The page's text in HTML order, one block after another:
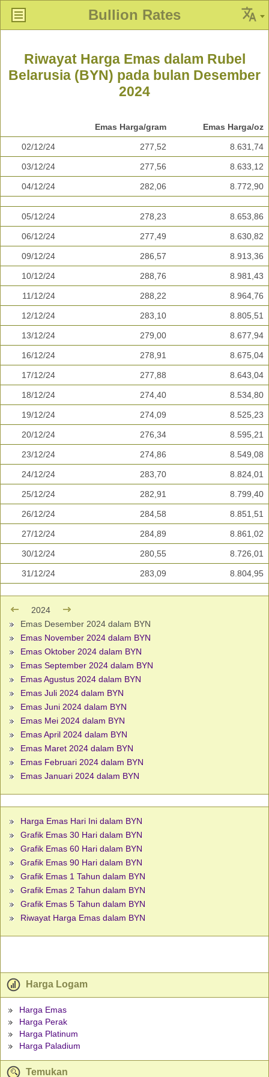
Bullion Rates
Riwayat Harga Emas dalam Rubel
Belarusia (BYN) pada bulan Desember
2024
Emas Harga/gram Emas Harga/oz
02/12/24 277,52 8.631,74
03/12/24 277,56 8.633,12
04/12/24 282,06 8.772,90
05/12/24 278,23 8.653,86
06/12/24 277,49 8.630,82
09/12/24 286,57 8.913,36
10/12/24 288,76 8.981,43
11/12/24 288,22 8.964,76
12/12/24 283,10 8.805,51
13/12/24 279,00 8.677,94
16/12/24 278,91 8.675,04
17/12/24 277,88 8.643,04
18/12/24 274,40 8.534,80
19/12/24 274,09 8.525,23
20/12/24 276,34 8.595,21
23/12/24 274,86 8.549,08
24/12/24 283,70 8.824,01
25/12/24 282,91 8.799,40
26/12/24 284,58 8.851,51
27/12/24 284,89 8.861,02
30/12/24 280,55 8.726,01
31/12/24 283,09 8.804,95
2024
Emas Desember 2024 dalam BYN
Emas November 2024 dalam BYN
Emas Oktober 2024 dalam BYN
Emas September 2024 dalam BYN
Emas Agustus 2024 dalam BYN
Emas Juli 2024 dalam BYN
Emas Juni 2024 dalam BYN
Emas Mei 2024 dalam BYN
Emas April 2024 dalam BYN
Emas Maret 2024 dalam BYN
Emas Februari 2024 dalam BYN
Emas Januari 2024 dalam BYN
Harga Emas Hari Ini dalam BYN
Grafik Emas 30 Hari dalam BYN
Grafik Emas 60 Hari dalam BYN
Grafik Emas 90 Hari dalam BYN
Grafik Emas 1 Tahun dalam BYN
Grafik Emas 2 Tahun dalam BYN
Grafik Emas 5 Tahun dalam BYN
Riwayat Harga Emas dalam BYN
Harga Logam
Harga Emas
Harga Perak
Harga Platinum
Harga Paladium
Temukan